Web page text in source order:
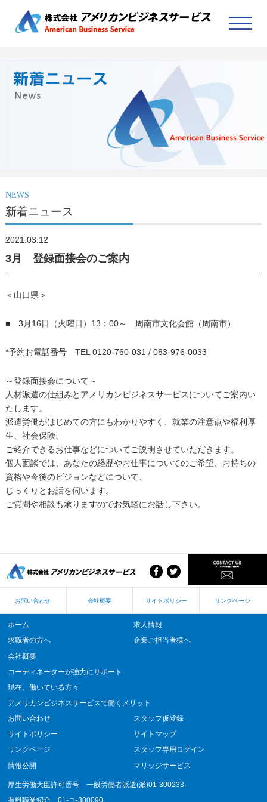
NEWS
新着ニュース
2021.03.12
3月 登録面接会のご案内
＜山口県＞
■ 3月16日（火曜日）13：00～ 周南市文化会館（周南市）
*予約お電話番号 TEL 0120-760-031 / 083-976-0033
～登録面接会について～
人材派遣の仕組みとアメリカンビジネスサービスについてご案内い
たします。
派遣労働がはじめての方にもわかりやすく、就業の注意点や福利厚
生、社会保険、
ご紹介できるお仕事などについてご説明させていただきます。
個人面談では、あなたの経歴やお仕事についてのご希望、お持ちの
資格や今後のビジョンなどについて、
じっくりとお話を伺います。
ご質問や相談も承りますのでお気軽にお話し下さい。
お問い合わせ 会社概要 サイトポリシー リンクページ
ホーム
求人情報
求職者の方へ
企業ご担当者様へ
会社概要
コーディネーターが強力にサポート
現在、働いている方々
アメリカンビジネスサービスで働くメリット
お問い合わせ
スタッフ仮登録
サイトポリシー
サイトマップ
リンクページ
スタッフ専用ログイン
情報公開
マリッジサービス
厚生労働大臣許可番号 一般労働者派遣(派)01-300233
有料職業紹介 01-ユ-300090